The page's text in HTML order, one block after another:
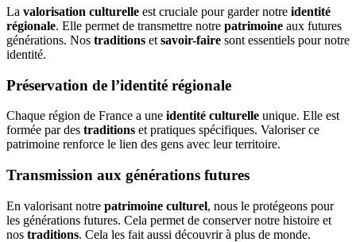
La valorisation culturelle est cruciale pour garder notre identité
régionale. Elle permet de transmettre notre patrimoine aux futures
générations. Nos traditions et savoir-faire sont essentiels pour notre
identité.
Préservation de l’identité régionale
Chaque région de France a une identité culturelle unique. Elle est
formée par des traditions et pratiques spécifiques. Valoriser ce
patrimoine renforce le lien des gens avec leur territoire.
Transmission aux générations futures
En valorisant notre patrimoine culturel, nous le protégeons pour
les générations futures. Cela permet de conserver notre histoire et
nos traditions. Cela les fait aussi découvrir à plus de monde.